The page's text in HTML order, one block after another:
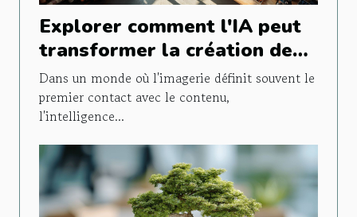
Explorer comment l'IA peut
transformer la création de
contenu visuel
Dans un monde où l'imagerie définit souvent le
premier contact avec le contenu,
l'intelligence...